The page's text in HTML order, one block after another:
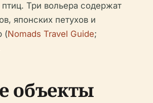
птиц. Три вольера содержат
японских петухов и
(Nomads Travel Guide;
объекты